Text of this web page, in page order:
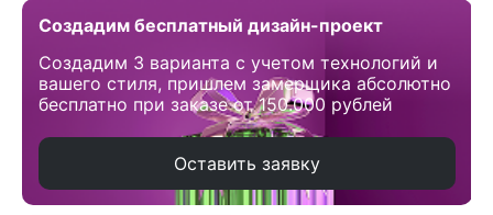
Создадим бесплатный дизайн-проект
Создадим 3 варианта с учетом технологий и
вашего стиля, пришлем замерщика абсолютно
бесплатно при заказе от 150.000 рублей
Оставить заявку